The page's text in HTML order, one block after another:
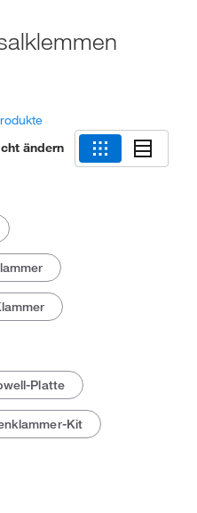
ändern
Platte
Kit